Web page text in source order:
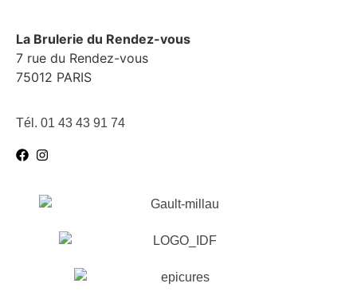
La Brulerie du Rendez-vous
7 rue du Rendez-vous
75012 PARIS
Tél. 01 43 43 91 74